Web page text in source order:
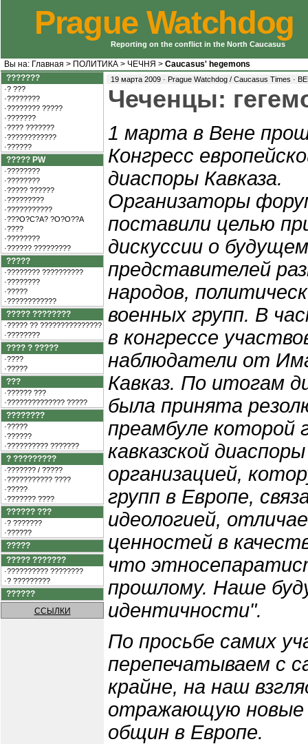
Prague Watchdog
Reporting on the conflict in the North Caucasus
Вы на: Главная > ПОЛИТИКА > ЧЕЧНЯ > Caucasus' hegemons
???????
·? ???
·????????
·???????? ?????
·???????
·???? ???????
·????????????
·??????
????? PW
·????????
·????????
·????? ??????
·?????????
·???????????
·???O?C?A? ?O?O??A
·????
·????????
·?????? ?????????
?????
·???????? ??????????
·????????
·?????
·????????????
????? ????????
·????? ?? ???????????????
·????????
???? ? ?????
·????
·?????
???
·?????? ???
·?????????????? ?????
????????
·?????
·??????
·?????????? ???????
? ?????????
·??????? / ?????
·??????????? ????
·?????
·??????? ????
?????? ???
·? ???????
·??????
?????
????? ???????
·?????????? ????????
·? ?????????
??????
ССЫЛКИ
19 марта 2009 · Prague Watchdog / Caucasus Times ·
Чеченцы:
1 марта в Вене
Конгресс
диаспоры Кавказа.
Организаторы
поставили целью
дискуссии о
представителей
народов,
военных групп. В
в конгрессе
наблюдатели от
Кавказ. По итогам
была принята
преамбуле которой
кавказской
организацией,
групп в Европе,
идеологией,
ценностей в
что
прошлому. Наше
идентичности".
По просьбе самих
перепечатываем с
крайне, на наш
отражающую новые
общин в Европе.